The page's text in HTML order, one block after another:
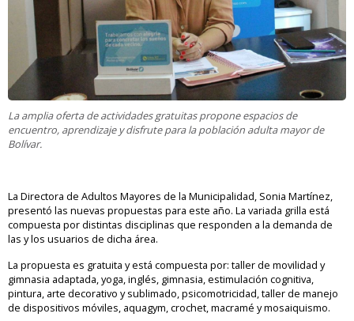
La amplia oferta de actividades gratuitas propone espacios de
encuentro, aprendizaje y disfrute para la población adulta mayor de
Bolívar.
La Directora de Adultos Mayores de la Municipalidad, Sonia Martínez,
presentó las nuevas propuestas para este año. La variada grilla está
compuesta por distintas disciplinas que responden a la demanda de
las y los usuarios de dicha área.
La propuesta es gratuita y está compuesta por: taller de movilidad y
gimnasia adaptada, yoga, inglés, gimnasia, estimulación cognitiva,
pintura, arte decorativo y sublimado, psicomotricidad, taller de manejo
de dispositivos móviles, aquagym, crochet, macramé y mosaiquismo.